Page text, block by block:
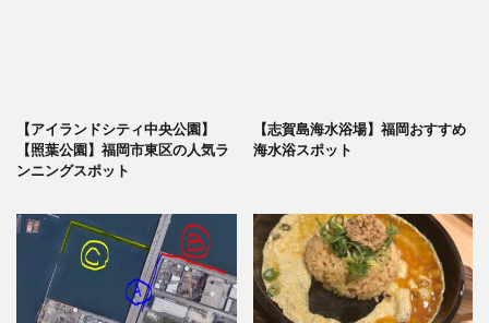
【アイランドシティ中央公園】
【照葉公園】福岡市東区の人気ラ
ンニングスポット
【志賀島海水浴場】福岡おすすめ
海水浴スポット